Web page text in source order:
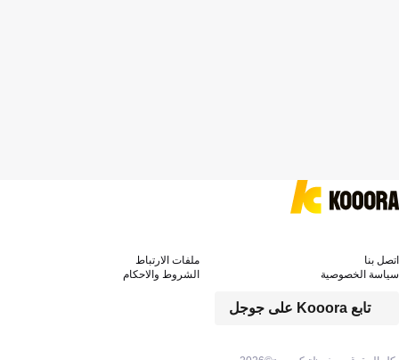
تابع Kooora على جوجل
اتصل بنا
ملفات الارتباط
سياسة الخصوصية
الشروط والاحكام